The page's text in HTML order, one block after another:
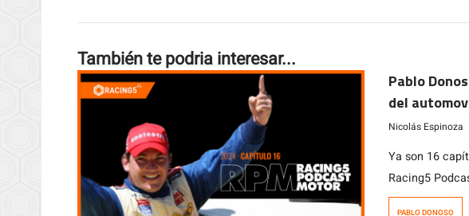
También te podria interesar...
Pablo
del
Nicolás Espinoza
Ya son 16
Racing5
conversamos
PABLO DONOSO